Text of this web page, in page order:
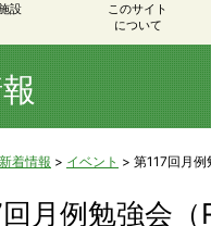
設
このサイト
について
新着情報 > イベント > 第117回月例
月例勉強会（